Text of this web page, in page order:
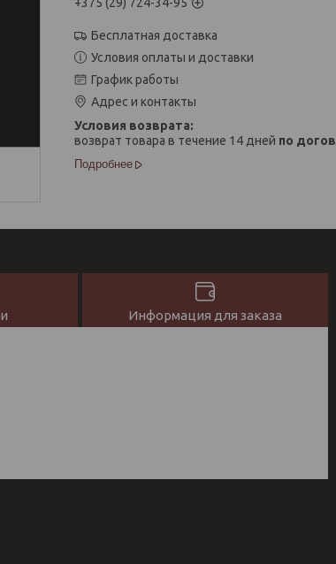
Бесплатная доставка
Условия оплаты и доставки
График работы
Адрес и контакты
возврат товара в течение 14 дней по
Подробнее
Информация для заказа